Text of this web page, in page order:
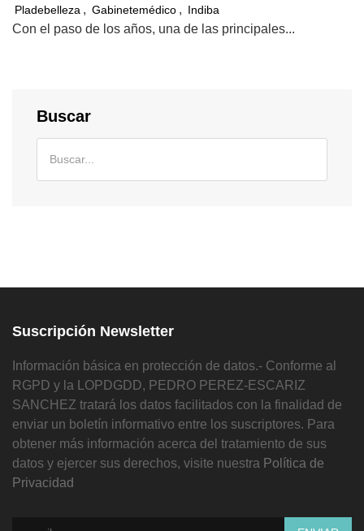
Pladebelleza , Gabinetemédico , Indiba
Con el paso de los años, una de las principales...
Buscar
Suscripción Newsletter
Información básica en protección de datos.- Conforme al
RGPD y la LOPDGDD, PEDRO PEREZ-ESCARIZ
SANCHEZ tratará los datos facilitados con la finalidad de
enviar un boletín informativo entre los suscriptores. Para
obtener más información acerca del tratamiento de sus
datos y ejercer sus derechos, visite nuestra Política de
Privacidad